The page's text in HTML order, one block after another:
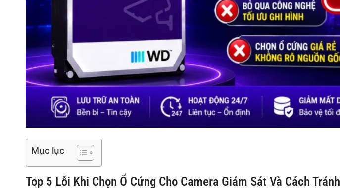
Mục lục
Top 5 Lỗi Khi Chọn Ổ Cứng Cho Camera Giám Sát Và Cách Tránh